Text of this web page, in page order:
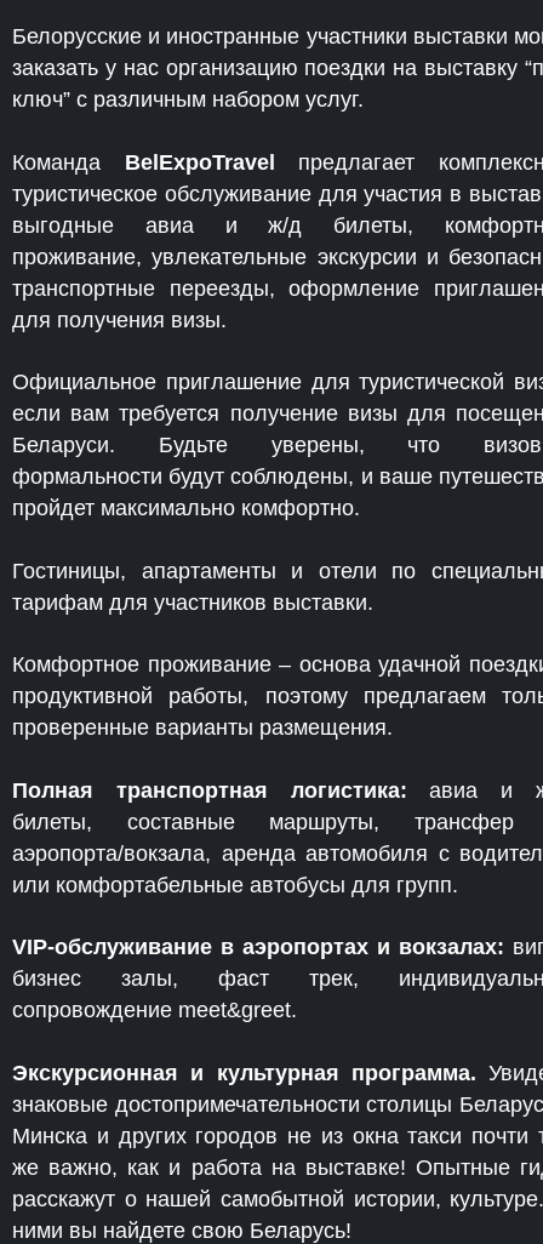
Белорусские и иностранные участники выставки
заказать у нас организацию поездки на выставку
ключ” с различным набором услуг.
Команда BelExpoTravel предлагает
туристическое обслуживание для участия в
выгодные авиа и ж/д билеты,
проживание, увлекательные экскурсии и
транспортные переезды, оформление
для получения визы.
Официальное приглашение для туристической
если вам требуется получение визы для
Беларуси. Будьте уверены, что
формальности будут соблюдены, и ваше
пройдет максимально комфортно.
Гостиницы, апартаменты и отели по
тарифам для участников выставки.
Комфортное проживание – основа удачной
продуктивной работы, поэтому предлагаем
проверенные варианты размещения.
Полная транспортная логистика: авиа и
билеты, составные маршруты, трансфер
аэропорта/вокзала, аренда автомобиля с
или комфортабельные автобусы для групп.
VIP-обслуживание в аэропортах и вокзалах:
бизнес залы, фаст трек,
сопровождение meet&greet.
Экскурсионная и культурная программа.
знаковые достопримечательности столицы
Минска и других городов не из окна такси почти
же важно, как и работа на выставке! Опытные
расскажут о нашей самобытной истории,
ними вы найдете свою Беларусь!